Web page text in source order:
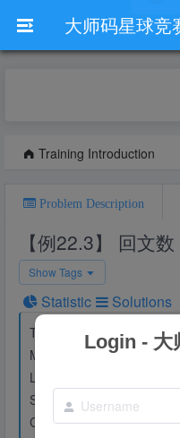
大师码星球竞
Login - 大
Training Introduction
Problem Description
【例22.3】 回文数
Show Tags
Statistic Solutions
Time Limit：C/C++
Memory Limit：C/C++
Level：
Score：100 OI Rank
Created By：root